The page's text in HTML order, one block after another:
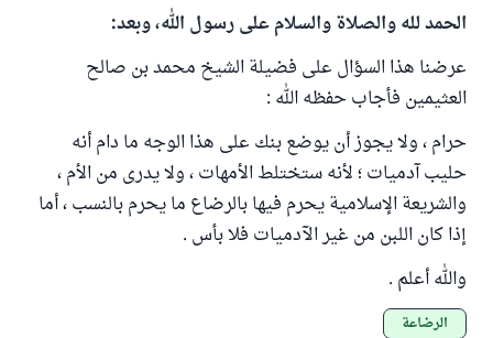
الحمد لله والصلاة والسلام على رسول الله، وبعد:
عرضنا هذا السؤال على فضيلة الشيخ محمد بن صالح
العثيمين فأجاب حفظه الله :
حرام ، ولا يجوز أن يوضع بنك على هذا الوجه ما دام أنه
حليب آدميات ؛ لأنه ستختلط الأمهات ، ولا يدرى من الأم ،
والشريعة الإسلامية يحرم فيها بالرضاع ما يحرم بالنسب ، أما
إذا كان اللبن من غير الآدميات فلا بأس .
والله أعلم .
الرضاعة